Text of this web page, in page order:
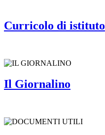
Curricolo di istituto
Il Giornalino